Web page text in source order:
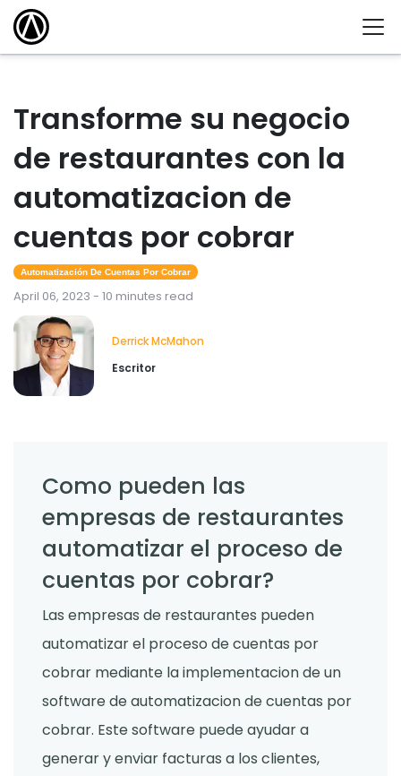
Transforme su negocio
de restaurantes con la
automatizacion de
cuentas por cobrar
Automatización De Cuentas Por Cobrar
April 06, 2023 - 10 minutes read
Derrick McMahon
Escritor
Como pueden las
empresas de restaurantes
automatizar el proceso de
cuentas por cobrar?
Las empresas de restaurantes pueden
automatizar el proceso de cuentas por
cobrar mediante la implementacion de un
software de automatizacion de cuentas por
cobrar. Este software puede ayudar a
generar y enviar facturas a los clientes,